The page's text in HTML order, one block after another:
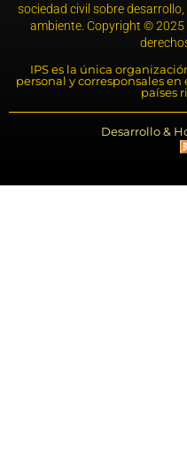
sociedad civil sobre
ambiente. Copyright © 2025
IPS es la única
personal y corresponsales
países
Desarrollo &